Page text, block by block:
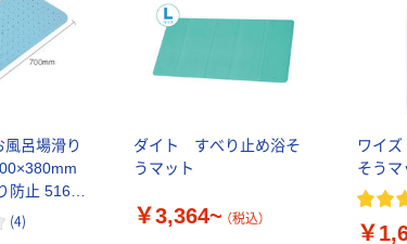
呂場滑り
防止 51691
(4)
ダイト すべり止め浴そ
うマット
￥3,364~ （税込）
ワイ
そうマ
￥